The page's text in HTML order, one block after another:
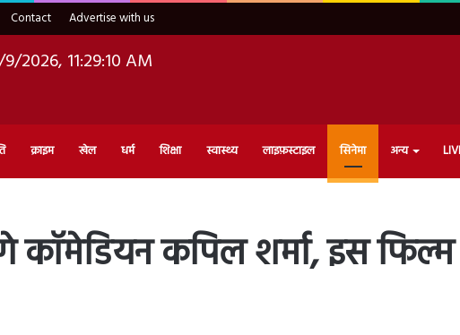
Contact Advertise with us
2026, 11:29:12 AM
क्राइम खेल धर्म शिक्षा स्वास्थ्य लाइफ़स्टाइल सिनेमा अन्य
कॉमेडियन कपिल शर्मा, इस